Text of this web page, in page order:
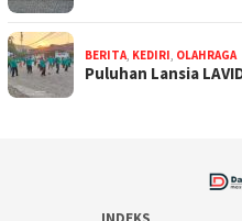
BERITA, KEDIRI, OLAHRAGA
Puluhan Lansia